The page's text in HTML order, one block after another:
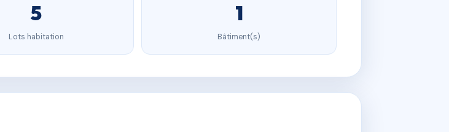
5
Lots habitation
1
Bâtiment(s)